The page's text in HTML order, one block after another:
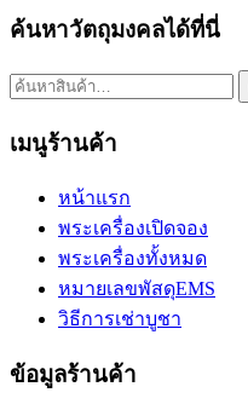
ค้นหาวัตถุมงคลได้ที่นี่
ค้นหา:
เมนูร้านค้า
หน้าแรก
พระเครื่องเปิดจอง
พระเครื่องทั้งหมด
หมายเลขพัสดุEMS
วิธีการเช่าบูชา
ข้อมูลร้านค้า